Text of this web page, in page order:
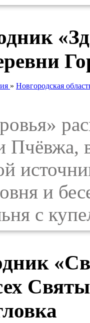
» Новгородская
Пчёвжа,
и
с